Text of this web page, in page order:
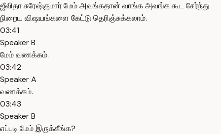
ஜீவிதா சுரேஷ்குமார் மேம் அவங்கதான் வாங்க அவங்க கூட சேர்ந்து
நிறைய விஷயங்களை கேட்டு தெரிஞ்சுக்கலாம்.
03:41
Speaker B
மேம் வணக்கம்.
03:42
Speaker A
வணக்கம்.
03:43
Speaker B
எப்படி மேம் இருக்கீங்க?